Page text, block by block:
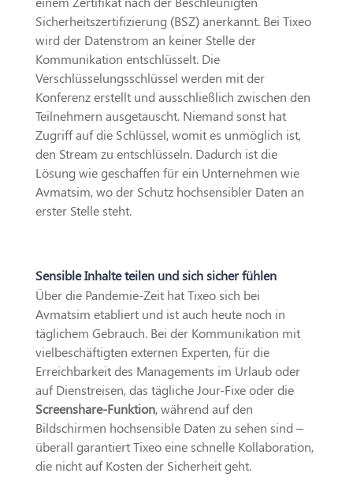
Sicherheitszertifizierung (BSZ) anerkannt. Bei Tixeo
wird der Datenstrom an keiner Stelle der
Kommunikation entschlüsselt. Die
Verschlüsselungsschlüssel werden mit der
Konferenz erstellt und ausschließlich zwischen den
Teilnehmern ausgetauscht. Niemand sonst hat
Zugriff auf die Schlüssel, womit es unmöglich ist,
den Stream zu entschlüsseln. Dadurch ist die
Lösung wie geschaffen für ein Unternehmen wie
Avmatsim, wo der Schutz hochsensibler Daten an
erster Stelle steht.
Sensible Inhalte teilen und sich sicher fühlen
Über die Pandemie-Zeit hat Tixeo sich bei
Avmatsim etabliert und ist auch heute noch in
täglichem Gebrauch. Bei der Kommunikation mit
vielbeschäftigten externen Experten, für die
Erreichbarkeit des Managements im Urlaub oder
auf Dienstreisen, das tägliche Jour-Fixe oder die
Screenshare-Funktion, während auf den
Bildschirmen hochsensible Daten zu sehen sind –
überall garantiert Tixeo eine schnelle Kollaboration,
die nicht auf Kosten der Sicherheit geht.